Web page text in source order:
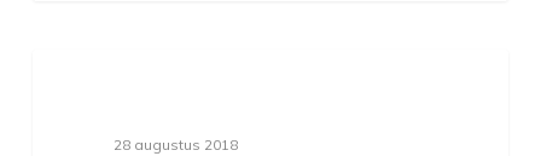
28 augustus 2018